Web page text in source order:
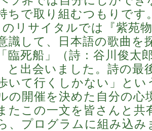
ちで取り組むつもりです
リサイタルでは『紫苑
識して、日本語の歌曲を
臨死船」（詩：谷川俊太
と出会いました。詩の最
いて行くしかない」とい
の開催を決めた自分の心
たこの一文を皆さんと共
、プログラムに組み込み